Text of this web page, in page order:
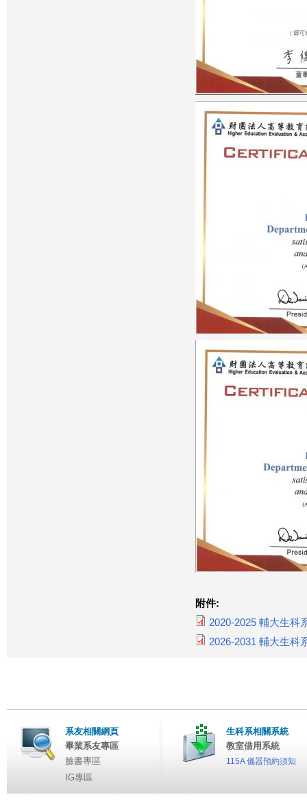
附件:
2020-2025 輔大生科
2026-2031 輔大生科
系友相關網頁
畢業系友專區
臉書專區
IG專區
生科系相關系統
教室借用系統
115A 儀器預約須知